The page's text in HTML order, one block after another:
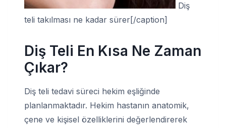
Diş
teli takılması ne kadar sürer[/caption]
Diş Teli En Kısa Ne Zaman
Çıkar?
Diş teli tedavi süreci hekim eşliğinde
planlanmaktadır. Hekim hastanın anatomik,
çene ve kişisel özelliklerini değerlendirerek